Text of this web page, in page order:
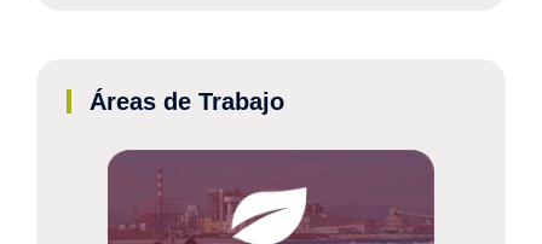
Áreas de Trabajo